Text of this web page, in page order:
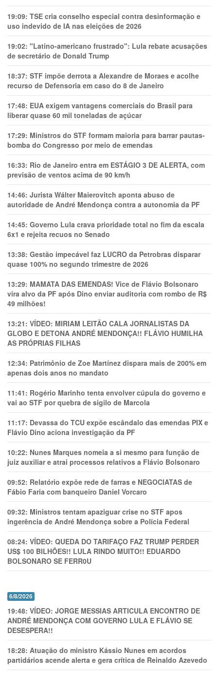
19:09: TSE cria conselho especial contra desinformação e
uso indevido de IA nas eleições de 2026
19:02: "Latino-americano frustrado": Lula rebate acusações
de secretário de Donald Trump
18:37: STF impõe derrota a Alexandre de Moraes e acolhe
recurso de Defensoria em caso do 8 de Janeiro
17:48: EUA exigem vantagens comerciais do Brasil para
liberar quase 60 mil toneladas de açúcar
17:29: Ministros do STF formam maioria para barrar pautas-
bomba do Congresso por meio de emendas
16:33: Rio de Janeiro entra em ESTÁGIO 3 DE ALERTA, com
previsão de ventos acima de 90 km/h
14:46: Jurista Wálter Maierovitch aponta abuso de
autoridade de André Mendonça contra a autonomia da PF
14:45: Governo Lula crava prioridade total no fim da escala
6x1 e rejeita recuos no Senado
13:38: Gestão impecável faz LUCRO da Petrobras disparar
quase 100% no segundo trimestre de 2026
13:29: MAMATA DAS EMENDAS! Vice de Flávio Bolsonaro
vira alvo da PF após Dino enviar auditoria com rombo de R$
49 milhões!
13:21: VÍDEO: MIRIAM LEITÃO CALA JORNALISTAS DA
GLOBO E DETONA ANDRÉ MENDONÇA!! FLÁVIO HUMILHA
AS PRÓPRIAS FILHAS
12:34: Patrimônio de Zoe Martínez dispara mais de 200% em
apenas dois anos no mandato
11:41: Rogério Marinho tenta envolver cúpula do governo e
vai ao STF por quebra de sigilo de Marcola
11:17: Devassa do TCU expõe escândalo das emendas PIX e
Flávio Dino aciona investigação da PF
10:22: Nunes Marques nomeia a si mesmo para função de
juiz auxiliar e atrai processos relativos a Flávio Bolsonaro
09:52: Relatório expõe rede de farras e NEGOCIATAS de
Fábio Faria com banqueiro Daniel Vorcaro
09:32: Ministros tentam apaziguar crise no STF apos
ingerência de André Mendonça sobre a Polícia Federal
08:24: VÍDEO: QUEDA DO TARIFAÇO FAZ TRUMP PERDER
US$ 100 BILHÕES!! LULA RINDO MUITO!! EDUARDO
BOLSONARO SE FERR0U
6/8/2026
19:48: VÍDEO: JORGE MESSIAS ARTICULA ENCONTRO DE
ANDRÉ MENDONÇA COM GOVERNO LULA E FLÁVIO SE
DESESPERA!!
18:28: Atuação do ministro Kássio Nunes em acordos
partidários acende alerta e gera crítica de Reinaldo Azevedo